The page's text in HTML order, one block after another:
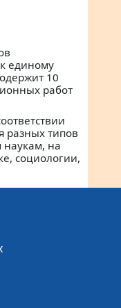
единому
10
работ
разных типов
наукам, на
социологии,